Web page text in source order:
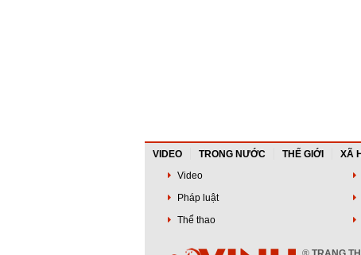
VIDEO TRONG NƯỚC THẾ GIỚI XÃ
Video
Pháp luật
Thể thao